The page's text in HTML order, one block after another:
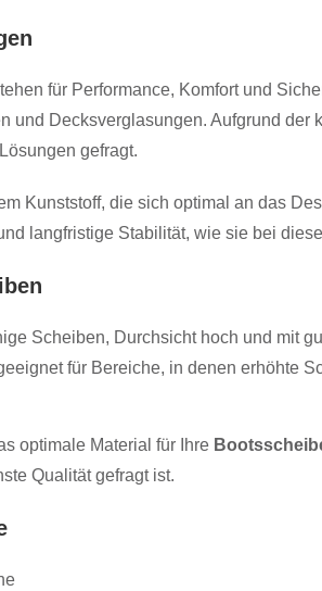
für Performance, Komfort und
Decksverglasungen. Aufgrund der
gefragt.
Kunststoff, die sich optimal an das
langfristige Stabilität, wie sie bei
Scheiben, Durchsicht hoch und mit
für Bereiche, in denen erhöhte
optimale Material für Ihre
Qualität gefragt ist.